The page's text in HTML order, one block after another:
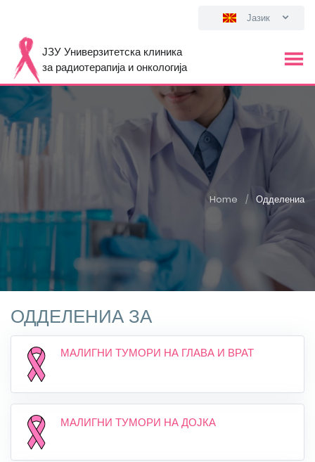
Јазик
ЈЗУ Универзитетска клиника
за радиотерапија и онкологија
Home / Одделениа
ОДДЕЛЕНИА ЗА
МАЛИГНИ ТУМОРИ НА ГЛАВА И ВРАТ
МАЛИГНИ ТУМОРИ НА ДОЈКА